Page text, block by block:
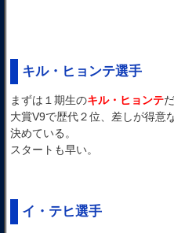
キル・ヒョンテ選手
まずは１期生のキル・ヒョンテだ
大賞V9で歴代２位、差しが得意
決めている。
スタートも早い。
イ・テヒ選手